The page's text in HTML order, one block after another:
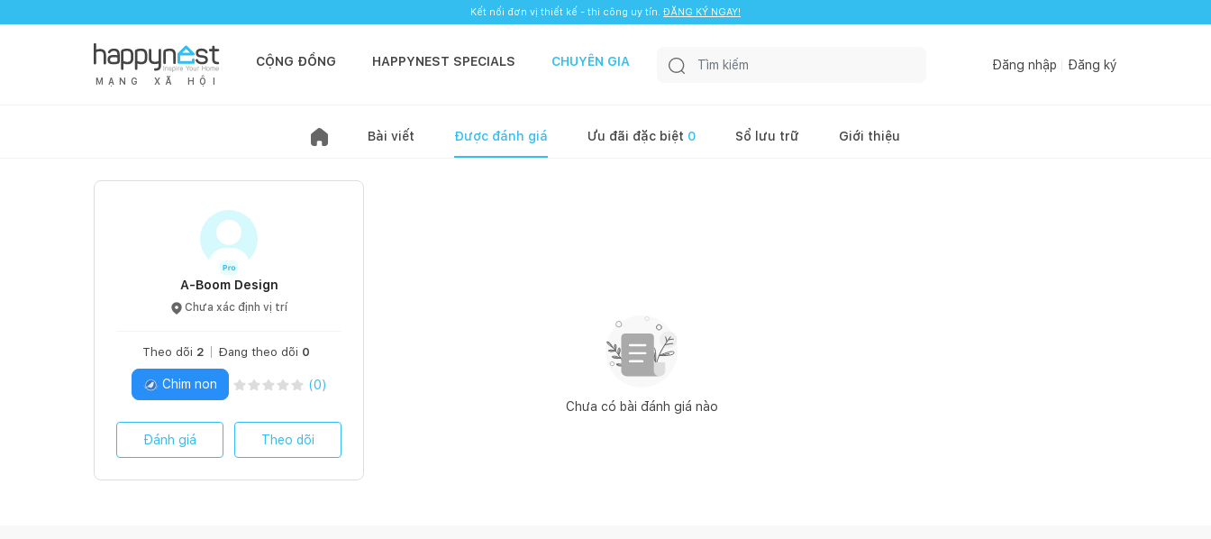
Kết nối đơn vị thiết kế - thi công uy tín. ĐĂNG KÝ NGAY!
M Ạ N G X Ã H Ộ I
CỘNG ĐỒNG HAPPYNEST SPECIALS CHUYÊN GIA Đăng nhập Đăng ký
Bài viết Được đánh giá Ưu đãi đặc biệt 0 Sổ lưu trữ Giới thiệu
A-Boom Design
Chưa xác định vị trí
Theo dõi 2 Đang theo dõi 0
Chim non (0)
Đánh giá Theo dõi
Chưa có bài đánh giá nào